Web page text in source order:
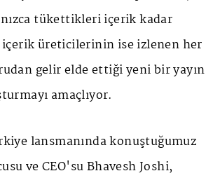
tükettikleri içerik kadar
içerik üreticilerinin ise izlenen her
gelir elde ettiği yeni bir yayın
amaçlıyor.
lansmanında konuştuğumuz
ve CEO'su Bhavesh Joshi,